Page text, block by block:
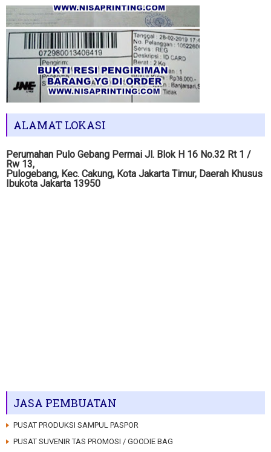
ALAMAT LOKASI
Perumahan Pulo Gebang Permai Jl. Blok H 16 No.32 Rt 1 /
Rw 13,
Pulogebang, Kec. Cakung, Kota Jakarta Timur, Daerah Khusus
Ibukota Jakarta 13950
JASA PEMBUATAN
PUSAT PRODUKSI SAMPUL PASPOR
PUSAT SUVENIR TAS PROMOSI / GOODIE BAG